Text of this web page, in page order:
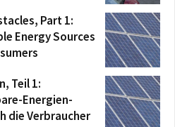
Part 1:
Energy Sources
Teil 1:
Energien-
die Verbraucher